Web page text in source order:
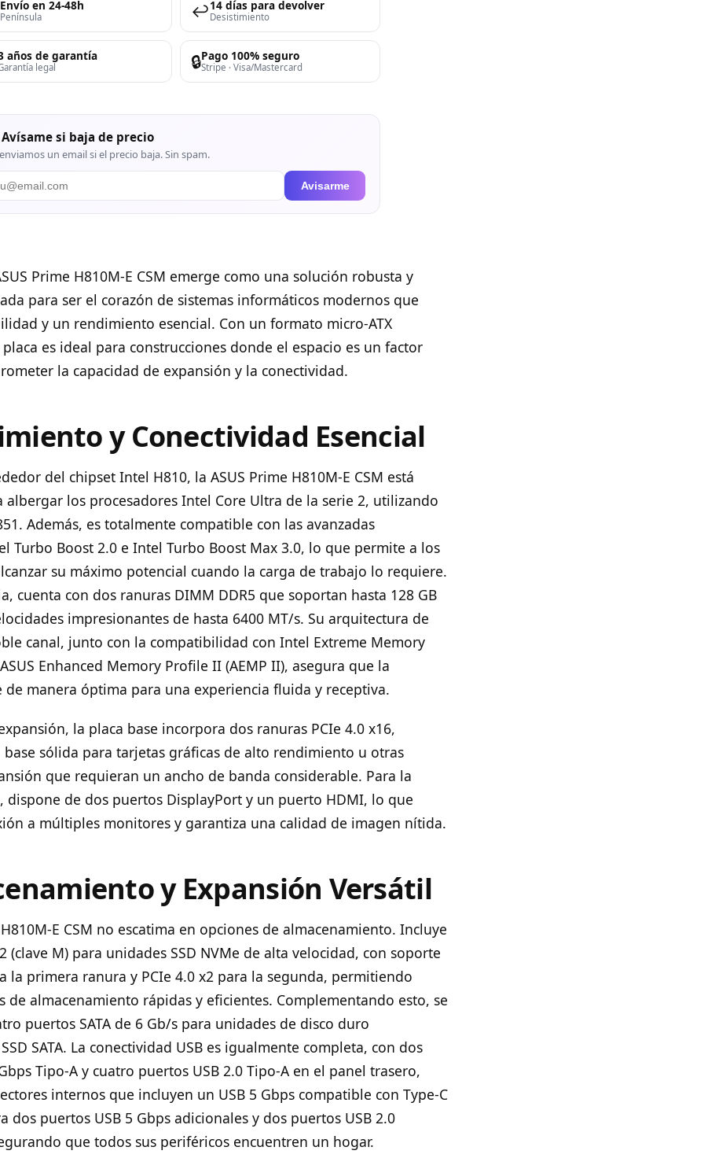
Envío en 24-48h
Península ↩️14 días para devolver
Desistimiento
años de garantía
legal 🔒Pago 100% seguro
Stripe · Visa/Mastercard
Avísame si baja de precio
un email si el precio baja. Sin spam.
Avisarme
Prime H810M-E CSM emerge como una solución robusta y
para ser el corazón de sistemas informáticos modernos que
y un rendimiento esencial. Con un formato micro-ATX
es ideal para construcciones donde el espacio es un factor
la capacidad de expansión y la conectividad.
y Conectividad Esencial
del chipset Intel H810, la ASUS Prime H810M-E CSM está
albergar los procesadores Intel Core Ultra de la serie 2, utilizando
Además, es totalmente compatible con las avanzadas
Turbo Boost 2.0 e Intel Turbo Boost Max 3.0, lo que permite a los
su máximo potencial cuando la carga de trabajo lo requiere.
cuenta con dos ranuras DIMM DDR5 que soportan hasta 128 GB
impresionantes de hasta 6400 MT/s. Su arquitectura de
canal, junto con la compatibilidad con Intel Extreme Memory
Enhanced Memory Profile II (AEMP II), asegura que la
manera óptima para una experiencia fluida y receptiva.
la placa base incorpora dos ranuras PCIe 4.0 x16,
sólida para tarjetas gráficas de alto rendimiento u otras
que requieran un ancho de banda considerable. Para la
dispone de dos puertos DisplayPort y un puerto HDMI, lo que
a múltiples monitores y garantiza una calidad de imagen nítida.
y Expansión Versátil
E CSM no escatima en opciones de almacenamiento. Incluye
(clave M) para unidades SSD NVMe de alta velocidad, con soporte
la primera ranura y PCIe 4.0 x2 para la segunda, permitiendo
de almacenamiento rápidas y eficientes. Complementando esto, se
puertos SATA de 6 Gb/s para unidades de disco duro
SATA. La conectividad USB es igualmente completa, con dos
Tipo-A y cuatro puertos USB 2.0 Tipo-A en el panel trasero,
internos que incluyen un USB 5 Gbps compatible con Type-C
dos puertos USB 5 Gbps adicionales y dos puertos USB 2.0
que todos sus periféricos encuentren un hogar.